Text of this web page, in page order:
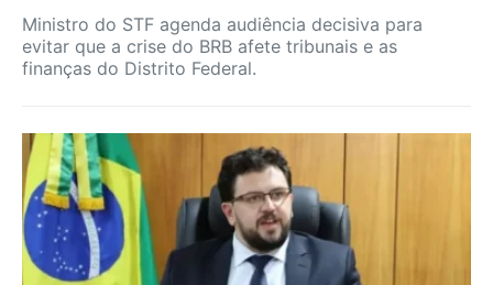
Ministro do STF agenda audiência decisiva para
evitar que a crise do BRB afete tribunais e as
finanças do Distrito Federal.